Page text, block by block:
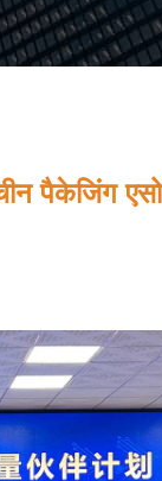
पैकेजिंग